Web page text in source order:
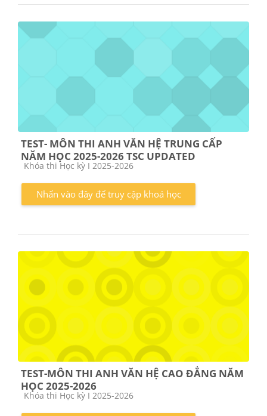
TEST- MÔN THI ANH VĂN HỆ TRUNG CẤP
NĂM HỌC 2025-2026 TSC UPDATED
Các loại khóa học
Khóa thi Học kỳ I 2025-2026
Nhấn vào đây để truy cập khoá học
TEST-MÔN THI ANH VĂN HỆ CAO ĐẲNG NĂM
HỌC 2025-2026
Các loại khóa học
Khóa thi Học kỳ I 2025-2026